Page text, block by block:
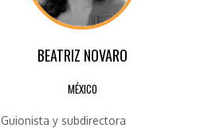
BEATRIZ NOVARO
MÉXICO
Guionista y subdirectora